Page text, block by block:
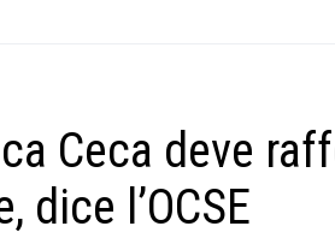
Ceca deve
dice l’OCSE